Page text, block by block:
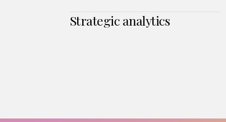
Strategic analytics